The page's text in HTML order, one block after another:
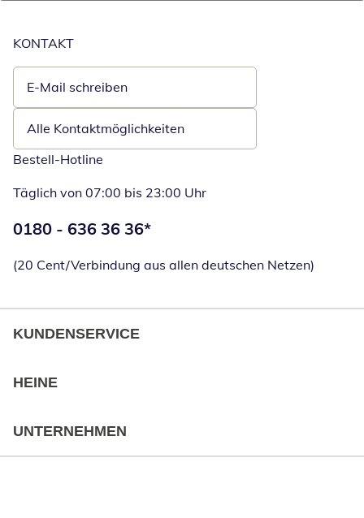
KONTAKT
E-Mail schreiben
Öffnet E-Mail-Client
Alle Kontaktmöglichkeiten
Bestell-Hotline
Täglich von 07:00 bis 23:00 Uhr
Telefonnummer:
0180 - 636 36 36*
(20 Cent/Verbindung aus allen deutschen Netzen)
KUNDENSERVICE
HEINE
UNTERNEHMEN